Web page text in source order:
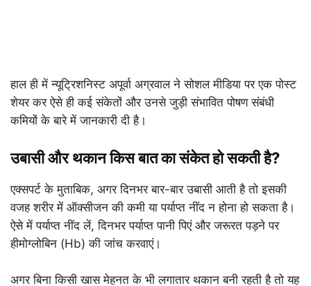
हाल ही में न्यूट्रिशनिस्ट अपूर्वा अग्रवाल ने सोशल मीडिया पर एक पोस्ट
शेयर कर ऐसे ही कई संकेतों और उनसे जुड़ी संभावित पोषण संबंधी
कमियों के बारे में जानकारी दी है।
उबासी और थकान किस बात का संकेत हो सकती है?
एक्सपर्ट के मुताबिक, अगर दिनभर बार-बार उबासी आती है तो इसकी
वजह शरीर में ऑक्सीजन की कमी या पर्याप्त नींद न होना हो सकता है।
ऐसे में पर्याप्त नींद लें, दिनभर पर्याप्त पानी पिएं और जरूरत पड़ने पर
हीमोग्लोबिन (Hb) की जांच करवाएं।
अगर बिना किसी खास मेहनत के भी लगातार थकान बनी रहती है तो यह